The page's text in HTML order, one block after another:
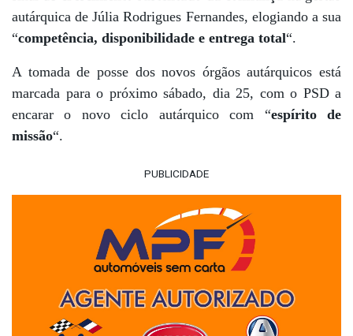
autárquica de Júlia Rodrigues Fernandes, elogiando a sua
“competência, disponibilidade e entrega total“.
A tomada de posse dos novos órgãos autárquicos está
marcada para o próximo sábado, dia 25, com o PSD a
encarar o novo ciclo autárquico com “espírito de
missão“.
PUBLICIDADE